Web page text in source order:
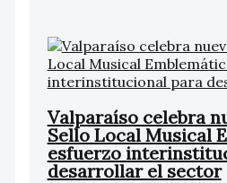
Valparaíso celebra
Sello Local Musical
esfuerzo
desarrollar el sector